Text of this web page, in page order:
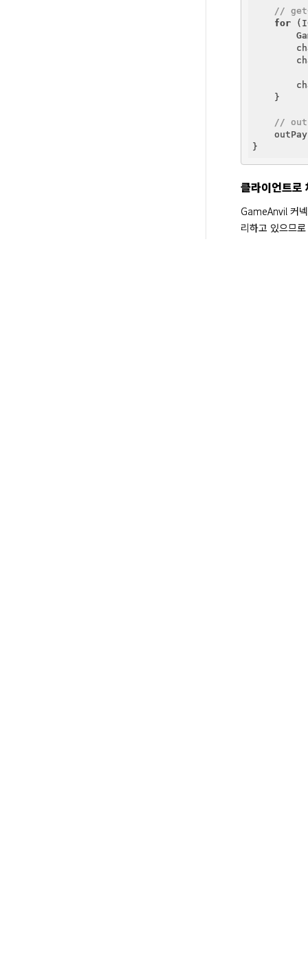
//
for
    }
//
클라이언트로
GameAnvil 커
리하고 있으므